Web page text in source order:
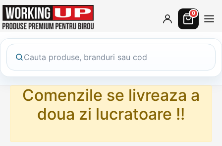
0
Comenzile se livreaza a
doua zi lucratoare !!